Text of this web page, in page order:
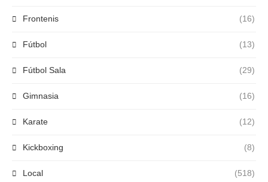
Frontenis (16)
Fútbol (13)
Fútbol Sala (29)
Gimnasia (16)
Karate (12)
Kickboxing (8)
Local (518)